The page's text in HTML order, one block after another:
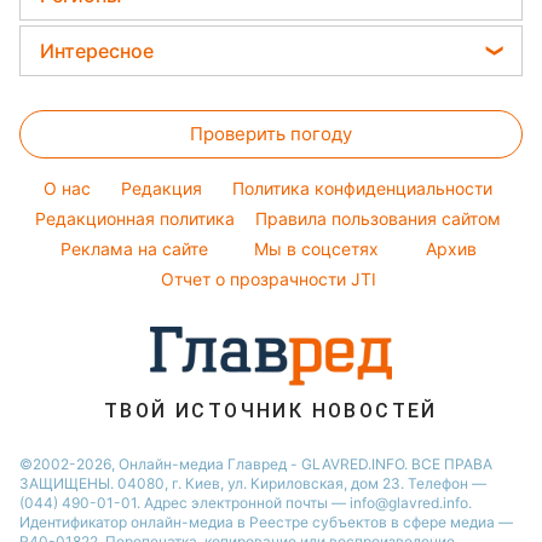
Настя Каменских
Виталий Козловский
Потап
Все о сале
Курс валют
Цены на продукты
Окрашивание волос
Красивый маникюр
Модные ошибки
Советы от Андре Тана
Новости Харькова
Новости Полтавы
Новости Львова
Новости Сум
Новости Днепра
Новости Черкассы
Новости Тернополя
Новости Житомира
Новости Запорожья
Интересное
Тесты по картинке
Оптические иллюзии
Народные приметы
Все о шоу-бизнесе
Проверить погоду
O нас Редакция
Политика конфиденциальности
Редакционная политика
Правила пользования сайтом
Реклама на сайте
Мы в соцсетях
Архив
Отчет о прозрачности JTI
ТВОЙ ИСТОЧНИК НОВОСТЕЙ
©2002-2026, Онлайн-медиа Главред - GLAVRED.INFO. ВСЕ ПРАВА
ЗАЩИЩЕНЫ. 04080, г. Киев, ул. Кириловская, дом 23. Телефон —
(044) 490-01-01. Адрес электронной почты — info@glavred.info.
Идентификатор онлайн-медиа в Реестре cубъектов в сфере медиа —